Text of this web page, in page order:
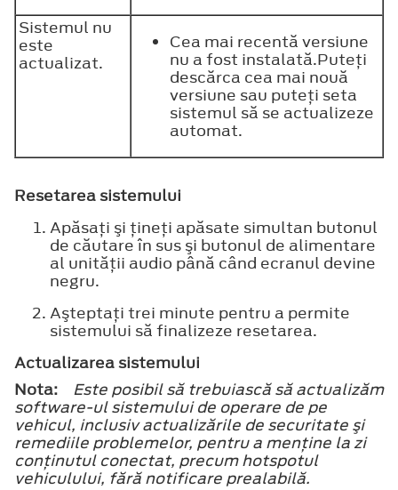
Sistemul nu
este
actualizat.
Cea mai recentă versiune
nu a fost instalată.Puteţi
descărca cea mai nouă
versiune sau puteţi seta
sistemul să se actualizeze
automat.
Resetarea sistemului
Apăsaţi şi ţineţi apăsate simultan butonul
de căutare în sus şi butonul de alimentare
al unităţii audio până când ecranul devine
negru.
Aşteptaţi trei minute pentru a permite
sistemului să finalizeze resetarea.
Actualizarea sistemului
Nota:
Este posibil să trebuiască să actualizăm
software-ul sistemului de operare de pe
vehicul, inclusiv actualizările de securitate şi
remediile problemelor, pentru a menţine la zi
conţinutul conectat, precum hotspotul
vehiculului, fără notificare prealabilă.